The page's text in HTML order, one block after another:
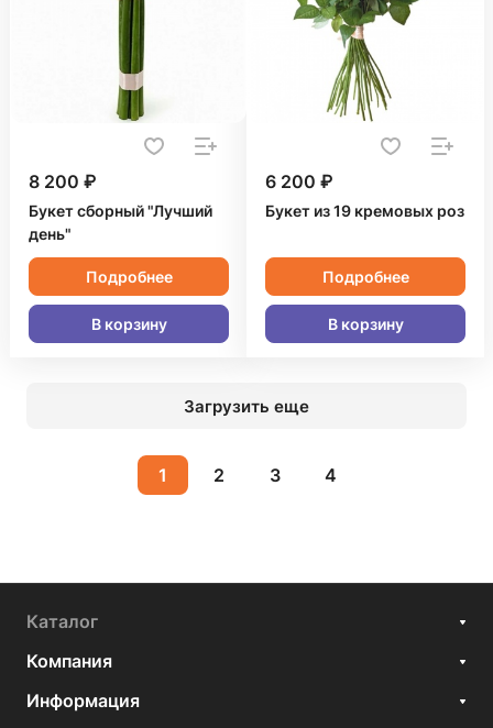
8 200 ₽
Букет сборный "Лучший
день"
Подробнее
В корзину
6 200 ₽
Букет из 19 кремовых роз
Подробнее
В корзину
Загрузить еще
1 2 3 4
Каталог
Компания
Информация